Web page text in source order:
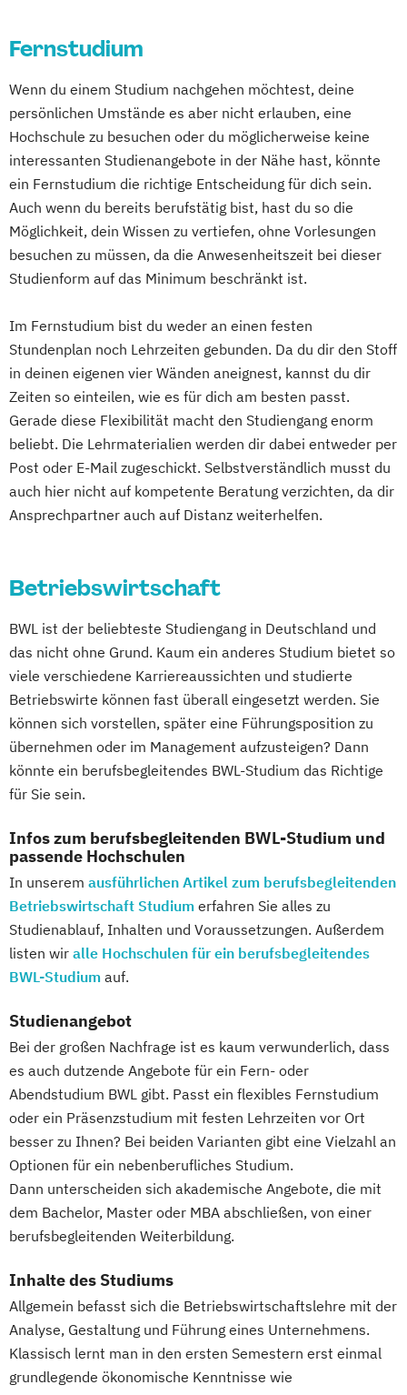
Betriebswirtschaftslehre und Customer
Betriebswirtschaftslehre und Führung
Betriebswirtschaftslehre – Office
Management
Business Administration (DE/EN)
Business Intelligence
Business Intelligence (DE/EN)
Cloud Computing
Coaching
Coaching und Supervision
Customer Centricity
Cyber Security (DE/EN)
Data Management (DE/EN)
DevOps und Cloud Computing (DE/EN)
Digital Business (DE/EN)
Digital Business Management
Digital Entrepreneurship Digital Health
Digital Innovation and Intrapreneurship
(DE/EN)
Digital Transformation Management -
Digitale Betriebswirtschaftslehre
Digitale Transformation Diätetik
E-Beratung in der Pädagogik
E-Commerce Elektrotechnik
Engineering (DE/EN)
Engineering Management (DE/EN)
Entrepreneurship (DE/EN)
Eventmanagement Facility Management
Finance
Accounting und Taxation (DE/EN)
Finanzmanagement
Finanzmanagement für Bankkaufleute
Fintech Fitnessökonomie
Game Design
Gartenbau
Gerontologie
Gesundheits- und Pflegepädagogik
Gesundheitsmanagement
Gesundheitspsychologie
Gesundheitspädagogik
Gesundheitsökonomie Growth Hacking
Growth Hacking (DE/EN)
Growth Hacking for Entrepreneurs (DE/EN)
Heilpädagogik
Heilpädagogik und Inklusion
Hotelmanagement (DE/EN)
IT-Management Immobilienmanagement
Immobilienmanagement für
Immobilienkaufleute
Fernstudium
Wenn du einem Studium nachgehen möchtest, deine
persönlichen Umstände es aber nicht erlauben, eine
Hochschule zu besuchen oder du möglicherweise keine
interessanten Studienangebote in der Nähe hast, könnte
ein Fernstudium die richtige Entscheidung für dich sein.
Auch wenn du bereits berufstätig bist, hast du so die
Möglichkeit, dein Wissen zu vertiefen, ohne Vorlesungen
besuchen zu müssen, da die Anwesenheitszeit bei dieser
Studienform auf das Minimum beschränkt ist.
Im Fernstudium bist du weder an einen festen
Stundenplan noch Lehrzeiten gebunden. Da du dir den Stoff
in deinen eigenen vier Wänden aneignest, kannst du dir
Zeiten so einteilen, wie es für dich am besten passt.
Gerade diese Flexibilität macht den Studiengang enorm
beliebt. Die Lehrmaterialien werden dir dabei entweder per
Post oder E-Mail zugeschickt. Selbstverständlich musst du
auch hier nicht auf kompetente Beratung verzichten, da dir
Ansprechpartner auch auf Distanz weiterhelfen.
Betriebswirtschaft
BWL ist der beliebteste Studiengang in Deutschland und
das nicht ohne Grund. Kaum ein anderes Studium bietet so
viele verschiedene Karriereaussichten und studierte
Betriebswirte können fast überall eingesetzt werden. Sie
können sich vorstellen, später eine Führungsposition zu
übernehmen oder im Management aufzusteigen? Dann
könnte ein berufsbegleitendes BWL-Studium das Richtige
für Sie sein.
Infos zum berufsbegleitenden BWL-Studium und
passende Hochschulen
In unserem ausführlichen Artikel zum berufsbegleitenden
Betriebswirtschaft Studium erfahren Sie alles zu
Studienablauf, Inhalten und Voraussetzungen. Außerdem
listen wir alle Hochschulen für ein berufsbegleitendes
BWL-Studium auf.
Studienangebot
Bei der großen Nachfrage ist es kaum verwunderlich, dass
es auch dutzende Angebote für ein Fern- oder
Abendstudium BWL gibt. Passt ein flexibles Fernstudium
oder ein Präsenzstudium mit festen Lehrzeiten vor Ort
besser zu Ihnen? Bei beiden Varianten gibt eine Vielzahl an
Optionen für ein nebenberufliches Studium.
Dann unterscheiden sich akademische Angebote, die mit
dem Bachelor, Master oder MBA abschließen, von einer
berufsbegleitenden Weiterbildung.
Inhalte des Studiums
Allgemein befasst sich die Betriebswirtschaftslehre mit der
Analyse, Gestaltung und Führung eines Unternehmens.
Klassisch lernt man in den ersten Semestern erst einmal
grundlegende ökonomische Kenntnisse wie